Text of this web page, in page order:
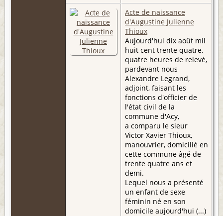
Acte de naissance
d'Augustine Julienne
Thioux
Aujourd'hui dix août mil
huit cent trente quatre,
quatre heures de relevé,
pardevant nous
Alexandre Legrand,
adjoint, faisant les
fonctions d'officier de
l'état civil de la
commune d'Acy,
a comparu le sieur
Victor Xavier Thioux,
manouvrier, domicilié en
cette commune âgé de
trente quatre ans et
demi.
Lequel nous a présenté
un enfant de sexe
féminin né en son
domicile aujourd'hui (...)